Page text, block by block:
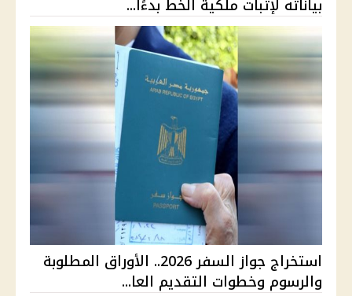
استخراج جواز السفر 2026.. الأوراق المطلوبة
والرسوم وخطوات التقديم العا...